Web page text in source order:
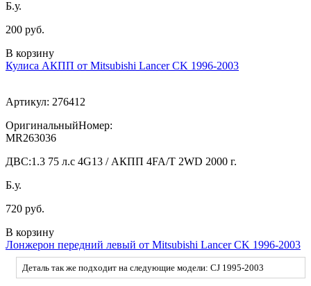
Б.у.
200 руб.
В корзину
Кулиса АКПП от Mitsubishi Lancer CK 1996-2003
Артикул: 276412
ОригинальныйНомер:
MR263036
ДВС:1.3 75 л.с 4G13 / АКПП 4FA/T 2WD 2000 г.
Б.у.
720 руб.
В корзину
Лонжерон передний левый от Mitsubishi Lancer CK 1996-2003
Деталь так же подходит на следующие модели: CJ 1995-2003